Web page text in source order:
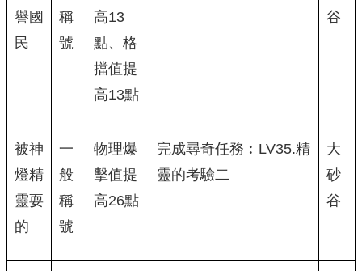
譽國
民
稱
號
高13
點、格
擋值提
高13點
谷
被神
燈精
靈耍
的
一
般
稱
號
物理爆
擊值提
高26點
完成尋奇任務︰LV35.精
靈的考驗二
大
砂
谷